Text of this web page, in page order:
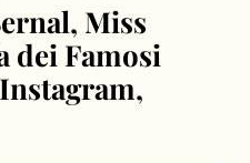
Miss
dei Famosi